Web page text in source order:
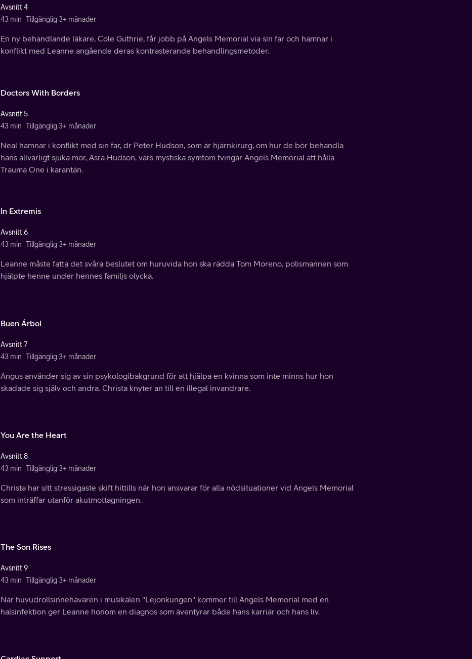
Avsnitt 4
43 min Tillgänglig 3+ månader
En ny behandlande läkare, Cole Guthrie, får jobb på Angels Memorial via sin far och hamnar i
konflikt med Leanne angående deras kontrasterande behandlingsmetoder.
Doctors With Borders
Avsnitt 5
43 min Tillgänglig 3+ månader
Neal hamnar i konflikt med sin far, dr Peter Hudson, som är hjärnkirurg, om hur de bör behandla
hans allvarligt sjuka mor, Asra Hudson, vars mystiska symtom tvingar Angels Memorial att hålla
Trauma One i karantän.
In Extremis
Avsnitt 6
43 min Tillgänglig 3+ månader
Leanne måste fatta det svåra beslutet om huruvida hon ska rädda Tom Moreno, polismannen som
hjälpte henne under hennes familjs olycka.
Buen Árbol
Avsnitt 7
43 min Tillgänglig 3+ månader
Angus använder sig av sin psykologibakgrund för att hjälpa en kvinna som inte minns hur hon
skadade sig själv och andra. Christa knyter an till en illegal invandrare.
You Are the Heart
Avsnitt 8
43 min Tillgänglig 3+ månader
Christa har sitt stressigaste skift hittills när hon ansvarar för alla nödsituationer vid Angels Memorial
som inträffar utanför akutmottagningen.
The Son Rises
Avsnitt 9
43 min Tillgänglig 3+ månader
När huvudrollsinnehavaren i musikalen "Lejonkungen" kommer till Angels Memorial med en
halsinfektion ger Leanne honom en diagnos som äventyrar både hans karriär och hans liv.